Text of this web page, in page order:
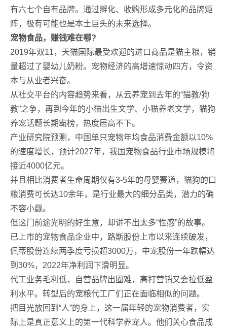
有六七个自有品牌。通过孵化、收购形成多元化的品牌矩
阵，极有可能也是本土巨头的未来选择。
宠物食品，赚钱难在哪?
2019年双11，天猫国际最受欢迎的进口商品是猫主粮，销
量超过了婴幼儿奶粉。宠物经济的高增速惊动四方，令资
本与从业者兴奋。
从社交平台的内容趋势来看，从云养宠到去年的“猫教/狗
教”之争，再到今年的小猫出生文学、小猫养老文学，猫狗
养宠话题长期霸榜，热度居高不下。
产业研究院预测，中国单只宠物年均食品消费金额以10%
的速度增长，预计2027年，我国宠物食品行业市场规模将
接近4000亿元。
并且相比消费者生命周期仅有3-5年的母婴赛道，猫狗的口
粮消费可长达10余年，是行业最大的细分品类，潜力的确
不容小觑。
但这门前途光明的好生意，却讲不出太多“性感”的故事。
已上市的宠物食品企业中，路斯股份上市以来连续破发，
佩蒂股份连续两季度亏损超3000万，中宠股份一年跌幅达
到30%，2022年净利润下滑明显。
代工业务毛利低，自营品牌出圈难，高打营销又会拉低盈
利水平。转型后的宠粮代工厂们正在面临相似的问题。
把目光放回到“人”的身上，这一届年轻的宠物消费者，实
际上是真正意义上的第一代科学养宠人。他们关心食品成